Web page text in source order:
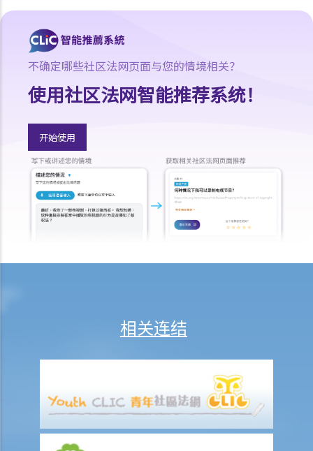
5. 在诉讼早期阶段，我如何评估败诉时可能需要支付对方的律师费用？
双方是否需要不定期告知对方他们的律师费用？
6. 在甚么情况下讼费聆案官会评低讼费？
胜诉一方可以怎样去执行判决？
1. 我如何能够知道判定债务人是否有财务资源履行判决和偿还债项？
2. 如果判定债务人以离开香港的方式去逃避偿还判定债项的法律责任，
我如何能够阻止他？
3. 执达主任办事处如何协助我向判定债务人 / 被告人追回债项 / 补偿或
收回物业？
4. 如果我（作为判定债权人）知道有人欠判定债务人债项，我可否直接
从该第三者收取款项呢？
5. 倘若判定债务人没有现金，但拥有物业/住宅单位，我（判定债权人）
可否针对该物业 / 住宅单位采取法律行动？
8. 倘若法庭针对被告人颁布禁制令，但被告人没有遵守，原告人可以如
9. 我可以在香港执行其他司法管辖区有关民事和商业的判决吗？
司法覆核
1. 有甚么关于司法覆核的重要事项我应该知道？
不确定哪些社区法网页面与您的情境相关？
使用社区法网智能推荐系统！
开始使用
相关连结